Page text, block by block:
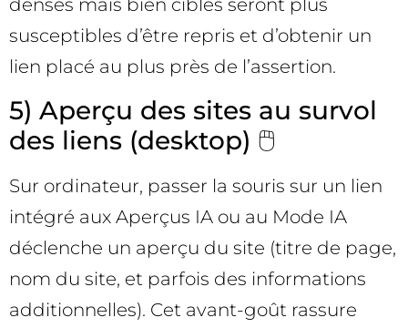
denses mais bien ciblés seront plus
susceptibles d’être repris et d’obtenir un
lien placé au plus près de l’assertion.
5) Aperçu des sites au survol
des liens (desktop) 🖱️
Sur ordinateur, passer la souris sur un lien
intégré aux Aperçus IA ou au Mode IA
déclenche un aperçu du site (titre de page,
nom du site, et parfois des informations
additionnelles). Cet avant-goût rassure